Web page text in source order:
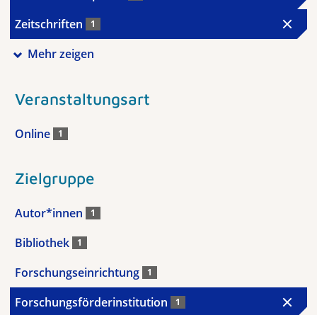
Zeitschriften 1
Mehr zeigen
Veranstaltungsart
Online 1
Zielgruppe
Autor*innen 1
Bibliothek 1
Forschungseinrichtung 1
Forschungsförderinstitution 1